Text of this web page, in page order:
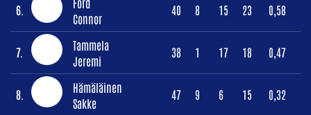
6.
Ford
Connor
40 8 15 23 0,58
7.
Tammela
Jeremi
38 1 17 18 0,47
8.
Hämäläinen
Sakke
47 9 6 15 0,32